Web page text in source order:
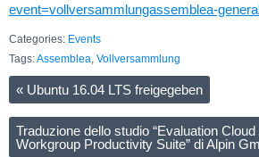
event=vollversammlungassemblea-
Categories: Events
Tags:Assemblea, Vollversammlung
« Ubuntu 16.04 LTS freigegeben
Traduzione dello studio “Evaluation
Workgroup Productivity Suite” di Alpin